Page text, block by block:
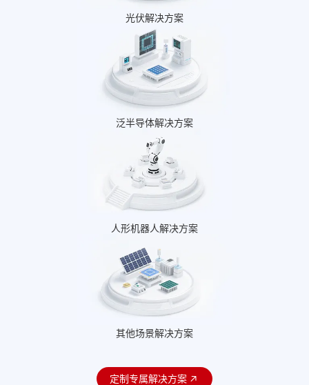
光伏解决方案
泛半导体解决方案
人形机器人解决方案
其他场景解决方案
定制专属解决方案